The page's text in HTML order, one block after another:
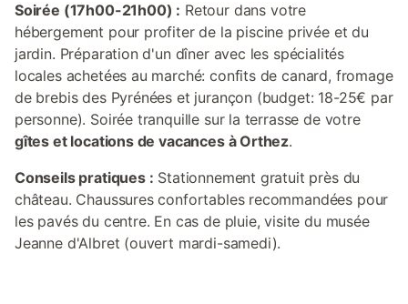
Soirée (17h00-21h00) : Retour dans votre
hébergement pour profiter de la piscine privée et du
jardin. Préparation d'un dîner avec les spécialités
locales achetées au marché: confits de canard, fromage
de brebis des Pyrénées et jurançon (budget: 18-25€ par
personne). Soirée tranquille sur la terrasse de votre
gîtes et locations de vacances à Orthez.
Conseils pratiques : Stationnement gratuit près du
château. Chaussures confortables recommandées pour
les pavés du centre. En cas de pluie, visite du musée
Jeanne d'Albret (ouvert mardi-samedi).